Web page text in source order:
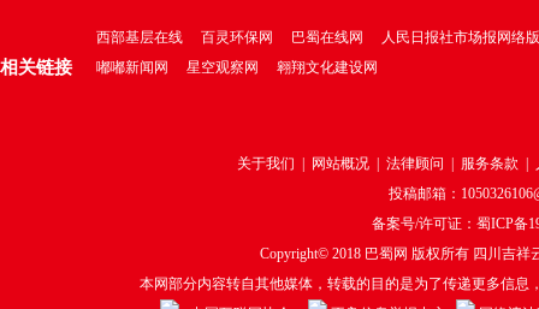
相关链接
西部基层在线 百灵环保网 巴蜀在线网
人民日报社市场报网络版
嘟嘟新闻网
星空观察网 翱翔文化建设网
关于我们 网站概况 法律顾问 服务条款
投稿邮箱：
备案号/许可证：蜀ICP备
Copyright© 2018 巴蜀网 版权所有 四川吉
本网部分内容转自其他媒体，转载的目的是为了传递更多信